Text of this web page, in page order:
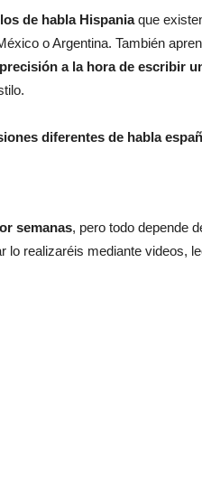
de habla Hispaniaque
o Argentina. También
a la hora de escribir
diferentes de habla
semanas, pero todo depende
lo realizaréis mediante videos,